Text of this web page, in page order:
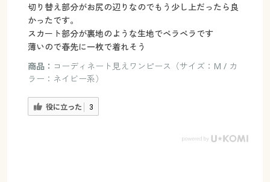
切り替え部分がお尻の辺りなのでもう少し上だったら良
かったです。
スカート部分が裏地のような生地でペラペラです
薄いので春先に一枚で着れそう
商品： コーディネート見えワンピース（サイズ：M / カ
ラー：ネイビー系）
役に立った 3